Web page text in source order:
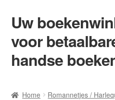
Ga
door
naar
navigatie
Ga
naar
de
inhoud
Uw
voor
handse
Home Romannetjes /